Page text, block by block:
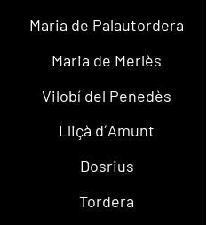
Maria de Palautordera
Maria de Merlès
Vilobí del Penedès
Lliçà d´Amunt
Dosrius
Tordera